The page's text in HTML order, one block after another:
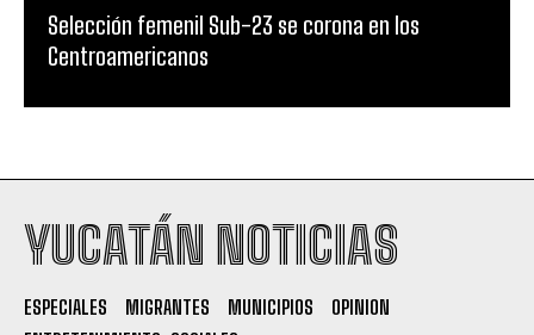
Selección femenil Sub-23 se corona en los
Centroamericanos
YUCATÁN NOTICIAS
ESPECIALES MIGRANTES MUNICIPIOS
OPINION